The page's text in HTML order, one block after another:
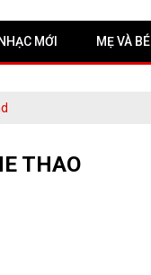
NHẠC MỚI MẸ VÀ BÉ
THAO